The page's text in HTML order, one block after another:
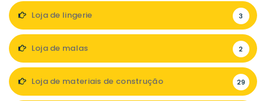
Loja de lingerie 3
Loja de malas 2
Loja de materiais de construção 29